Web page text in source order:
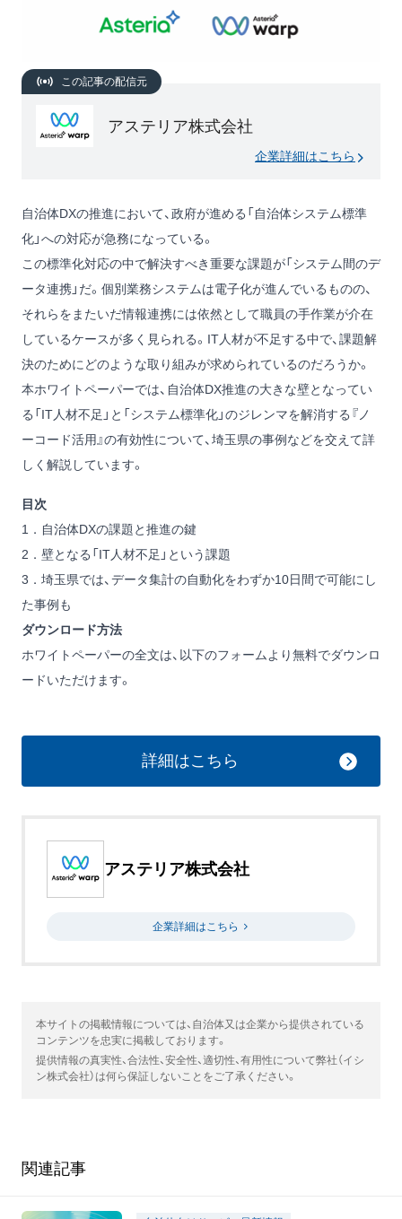
この記事の配信元
アステリア株式会社
企業詳細はこちら
自治体DXの推進において、政府が進める「自治体システム標準
化」への対応が急務になっている。
この標準化対応の中で解決すべき重要な課題が「システム間のデ
ータ連携」だ。個別業務システムは電子化が進んでいるものの、
それらをまたいだ情報連携には依然として職員の手作業が介在
しているケースが多く見られる。IT人材が不足する中で、課題解
決のためにどのような取り組みが求められているのだろうか。
本ホワイトペーパーでは、自治体DX推進の大きな壁となってい
る「IT人材不足」と「システム標準化」のジレンマを解消する『ノ
ーコード活用』の有効性について、埼玉県の事例などを交えて詳
しく解説しています。
目次
1．自治体DXの課題と推進の鍵
2．壁となる「IT人材不足」という課題
3．埼玉県では、データ集計の自動化をわずか10日間で可能にし
た事例も
ダウンロード方法
ホワイトペーパーの全文は、以下のフォームより無料でダウンロ
ードいただけます。
詳細はこちら
アステリア株式会社
企業詳細はこちら
本サイトの掲載情報については、自治体又は企業から提供されている
コンテンツを忠実に掲載しております。
提供情報の真実性、合法性、安全性、適切性、有用性について弊社（イシ
ン株式会社）は何ら保証しないことをご了承ください。
関連記事